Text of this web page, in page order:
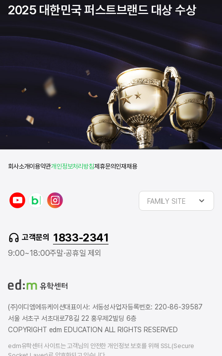
2025 대한민국 퍼스트브랜드 대상 수상
회사소개이용약관개인정보처리방침제휴문의인재채용
u
n
a
r
l
a
g
FAMILY SITE
고객문의 1833-2341
9:00~18:00주말·공휴일 제외
(주)이디엠에듀케이션대표이사: 서동성사업자등록번호: 220-86-39587
서울 서초구 서초대로78길 22 홍우제2빌딩 6층
COPYRIGHT edm EDUCATION ALL RIGHTS RESERVED
edm유학센터 사이트는 고객님의 안전한 개인정보 보호를 위해 SSL(Secure